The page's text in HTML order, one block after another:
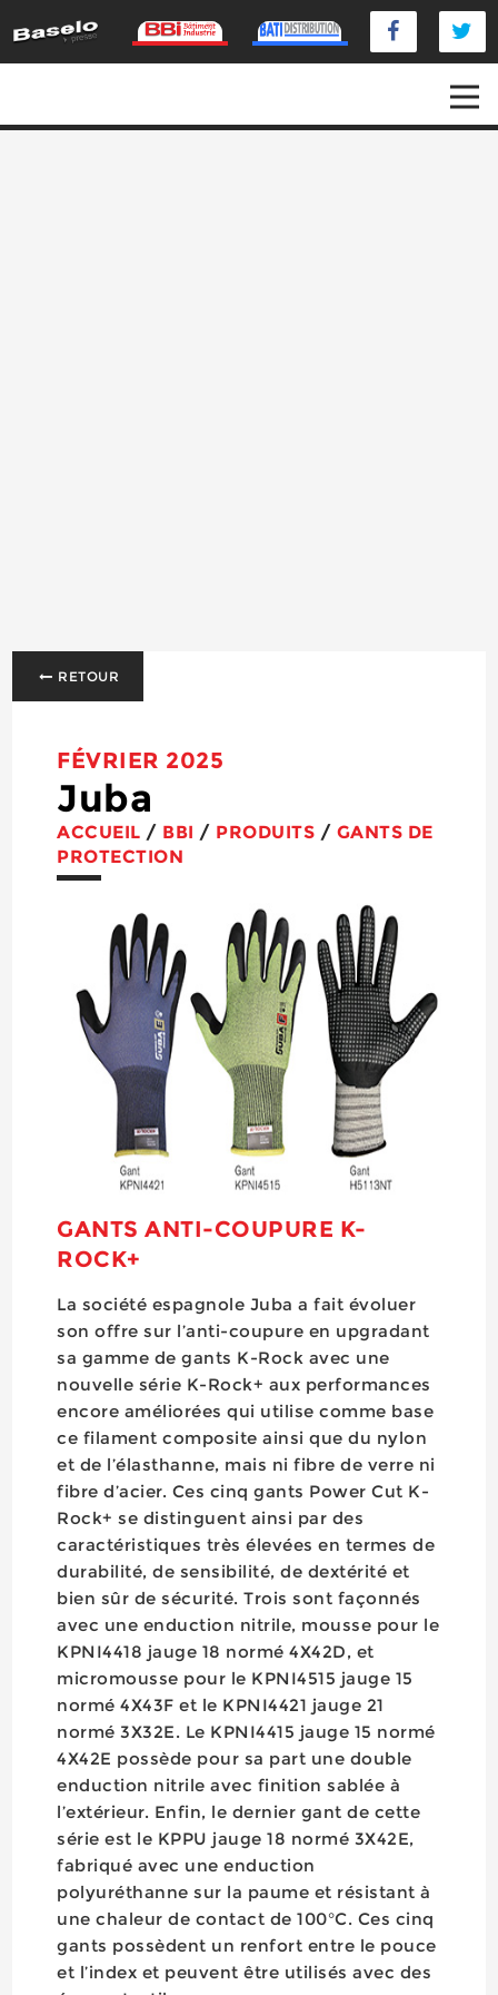
RETOUR
FÉVRIER 2025
Juba
ACCUEIL / BBI / PRODUITS / GANTS DE
PROTECTION
GANTS ANTI-COUPURE K-
ROCK+
La société espagnole Juba a fait évoluer
son offre sur l’anti-coupure en upgradant
sa gamme de gants K-Rock avec une
nouvelle série K-Rock+ aux performances
encore améliorées qui utilise comme base
ce filament composite ainsi que du nylon
et de l’élasthanne, mais ni fibre de verre ni
fibre d’acier. Ces cinq gants Power Cut K-
Rock+ se distinguent ainsi par des
caractéristiques très élevées en termes de
durabilité, de sensibilité, de dextérité et
bien sûr de sécurité. Trois sont façonnés
avec une enduction nitrile, mousse pour le
KPNI4418 jauge 18 normé 4X42D, et
micromousse pour le KPNI4515 jauge 15
normé 4X43F et le KPNI4421 jauge 21
normé 3X32E. Le KPNI4415 jauge 15 normé
4X42E possède pour sa part une double
enduction nitrile avec finition sablée à
l’extérieur. Enfin, le dernier gant de cette
série est le KPPU jauge 18 normé 3X42E,
fabriqué avec une enduction
polyuréthanne sur la paume et résistant à
une chaleur de contact de 100°C. Ces cinq
gants possèdent un renfort entre le pouce
et l’index et peuvent être utilisés avec des